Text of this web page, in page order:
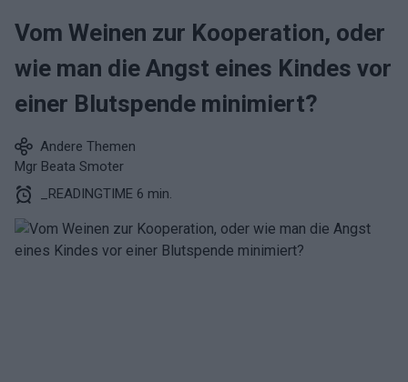
Vom Weinen zur Kooperation, oder
wie man die Angst eines Kindes vor
einer Blutspende minimiert?
Andere Themen
Mgr Beata Smoter
_READINGTIME 6 min.